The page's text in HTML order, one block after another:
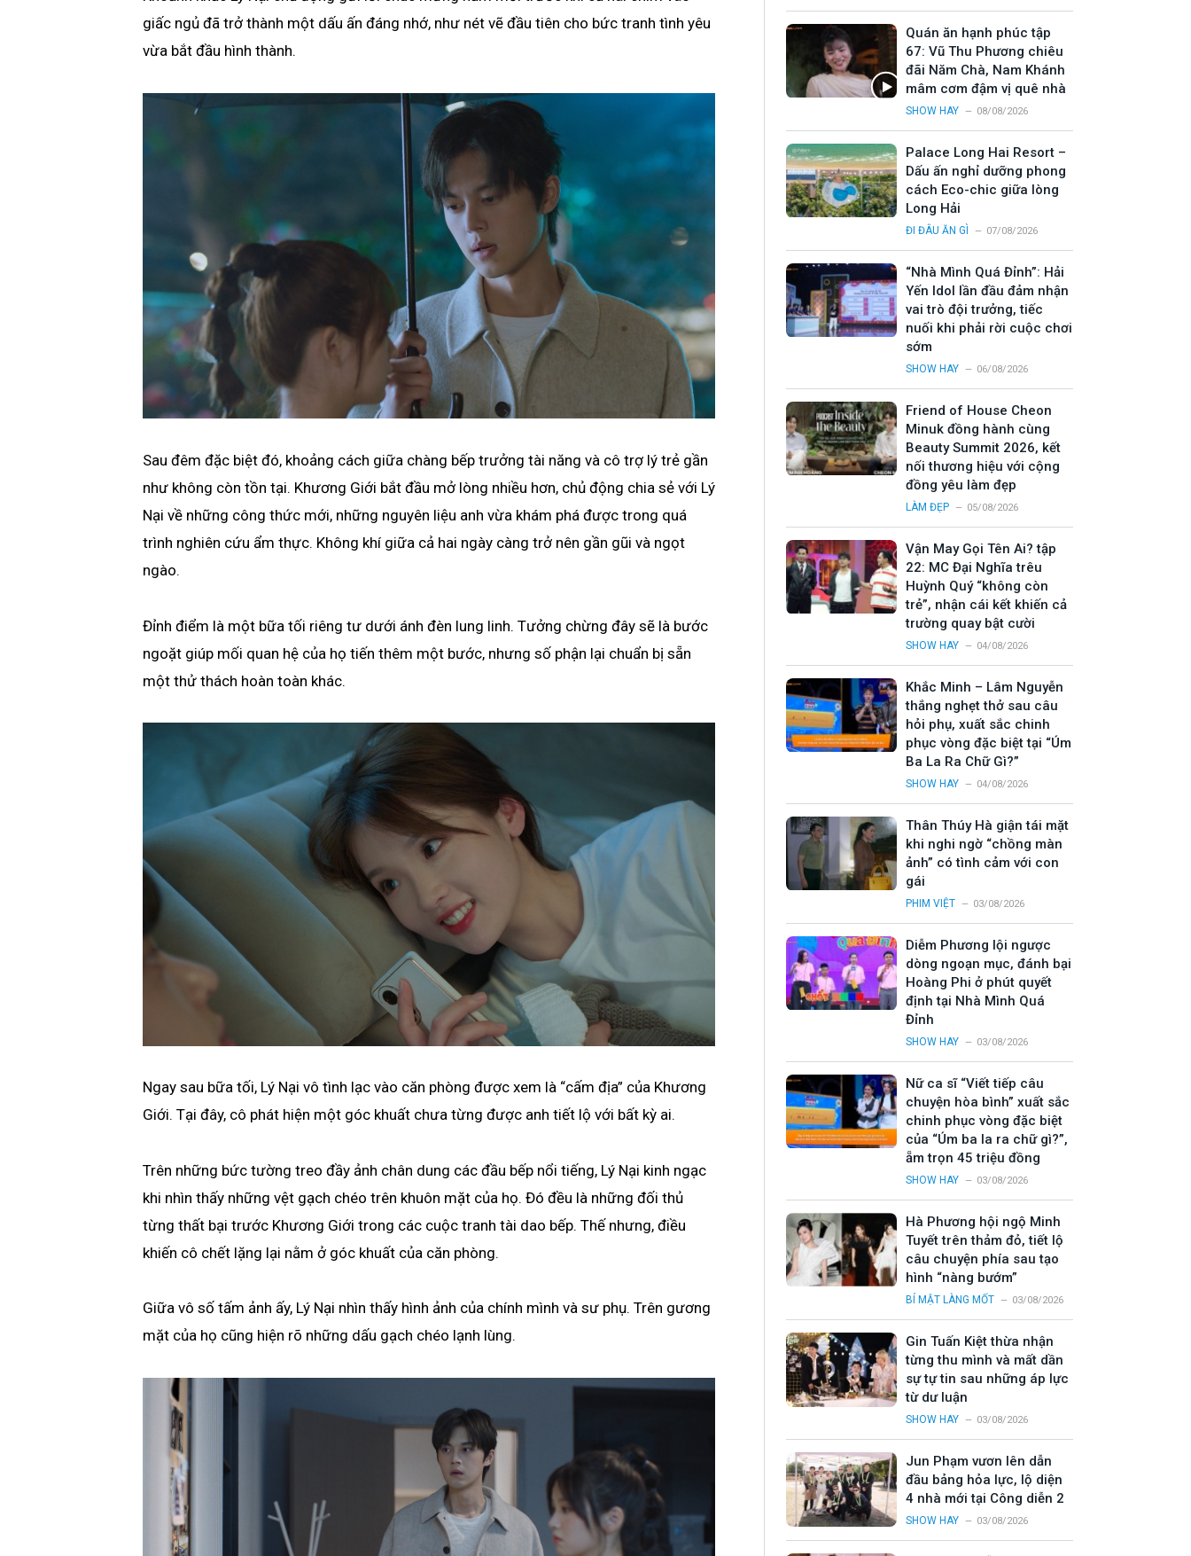
giấc ngủ đã trở thành một dấu ấn đáng nhớ, như nét vẽ đầu tiên cho bức tranh tình yêu
vừa bắt đầu hình thành.
Sau đêm đặc biệt đó, khoảng cách giữa chàng bếp trưởng tài năng và cô trợ lý trẻ gần
như không còn tồn tại. Khương Giới bắt đầu mở lòng nhiều hơn, chủ động chia sẻ với Lý
Nại về những công thức mới, những nguyên liệu anh vừa khám phá được trong quá
trình nghiên cứu ẩm thực. Không khí giữa cả hai ngày càng trở nên gần gũi và ngọt
ngào.
Đỉnh điểm là một bữa tối riêng tư dưới ánh đèn lung linh. Tưởng chừng đây sẽ là bước
ngoặt giúp mối quan hệ của họ tiến thêm một bước, nhưng số phận lại chuẩn bị sẵn
một thử thách hoàn toàn khác.
Ngay sau bữa tối, Lý Nại vô tình lạc vào căn phòng được xem là “cấm địa” của Khương
Giới. Tại đây, cô phát hiện một góc khuất chưa từng được anh tiết lộ với bất kỳ ai.
Trên những bức tường treo đầy ảnh chân dung các đầu bếp nổi tiếng, Lý Nại kinh ngạc
khi nhìn thấy những vệt gạch chéo trên khuôn mặt của họ. Đó đều là những đối thủ
từng thất bại trước Khương Giới trong các cuộc tranh tài dao bếp. Thế nhưng, điều
khiến cô chết lặng lại nằm ở góc khuất của căn phòng.
Giữa vô số tấm ảnh ấy, Lý Nại nhìn thấy hình ảnh của chính mình và sư phụ. Trên gương
mặt của họ cũng hiện rõ những dấu gạch chéo lạnh lùng.
Quán ăn hạnh phúc tập
67: Vũ Thu Phương chiêu
đãi Năm Chà, Nam Khánh
mâm cơm đậm vị quê nhà
SHOW HAY 08/08/2026
Palace Long Hai Resort –
Dấu ấn nghỉ dưỡng phong
cách Eco-chic giữa lòng
Long Hải
ĐI ĐÂU ĂN GÌ 07/08/2026
“Nhà Mình Quá Đỉnh”: Hải
Yến Idol lần đầu đảm nhận
vai trò đội trưởng, tiếc
nuối khi phải rời cuộc chơi
sớm
SHOW HAY 06/08/2026
Friend of House Cheon
Minuk đồng hành cùng
Beauty Summit 2026, kết
nối thương hiệu với cộng
đồng yêu làm đẹp
LÀM ĐẸP 05/08/2026
Vận May Gọi Tên Ai? tập
22: MC Đại Nghĩa trêu
Huỳnh Quý “không còn
trẻ”, nhận cái kết khiến cả
trường quay bật cười
SHOW HAY 04/08/2026
Khắc Minh – Lâm Nguyễn
thắng nghẹt thở sau câu
hỏi phụ, xuất sắc chinh
phục vòng đặc biệt tại “Úm
Ba La Ra Chữ Gì?”
SHOW HAY 04/08/2026
Thân Thúy Hà giận tái mặt
khi nghi ngờ “chồng màn
ảnh” có tình cảm với con
gái
PHIM VIỆT 03/08/2026
Diễm Phương lội ngược
dòng ngoạn mục, đánh bại
Hoàng Phi ở phút quyết
định tại Nhà Mình Quá
Đỉnh
SHOW HAY 03/08/2026
Nữ ca sĩ “Viết tiếp câu
chuyện hòa bình” xuất sắc
chinh phục vòng đặc biệt
của “Úm ba la ra chữ gì?”,
ẵm trọn 45 triệu đồng
SHOW HAY 03/08/2026
Hà Phương hội ngộ Minh
Tuyết trên thảm đỏ, tiết lộ
câu chuyện phía sau tạo
hình “nàng bướm”
BÍ MẬT LÀNG MỐT 03/08/2026
Gin Tuấn Kiệt thừa nhận
từng thu mình và mất dần
sự tự tin sau những áp lực
từ dư luận
SHOW HAY 03/08/2026
Jun Phạm vươn lên dẫn
đầu bảng hỏa lực, lộ diện
4 nhà mới tại Công diễn 2
SHOW HAY 03/08/2026